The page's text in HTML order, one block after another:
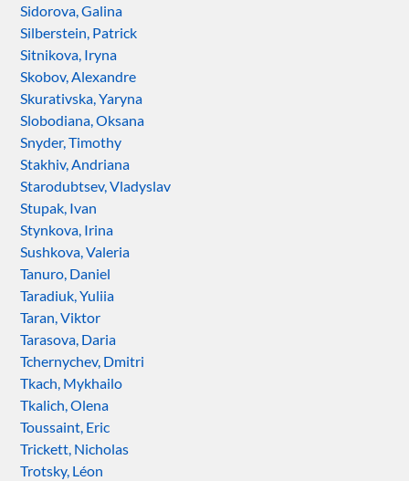
Sidorova, Galina
Silberstein, Patrick
Sitnikova, Iryna
Skobov, Alexandre
Skurativska, Yaryna
Slobodiana, Oksana
Snyder, Timothy
Stakhiv, Andriana
Starodubtsev, Vladyslav
Stupak, Ivan
Stynkova, Irina
Sushkova, Valeria
Tanuro, Daniel
Taradiuk, Yuliia
Taran, Viktor
Tarasova, Daria
Tchernychev, Dmitri
Tkach, Mykhailo
Tkalich, Olena
Toussaint, Eric
Trickett, Nicholas
Trotsky, Léon